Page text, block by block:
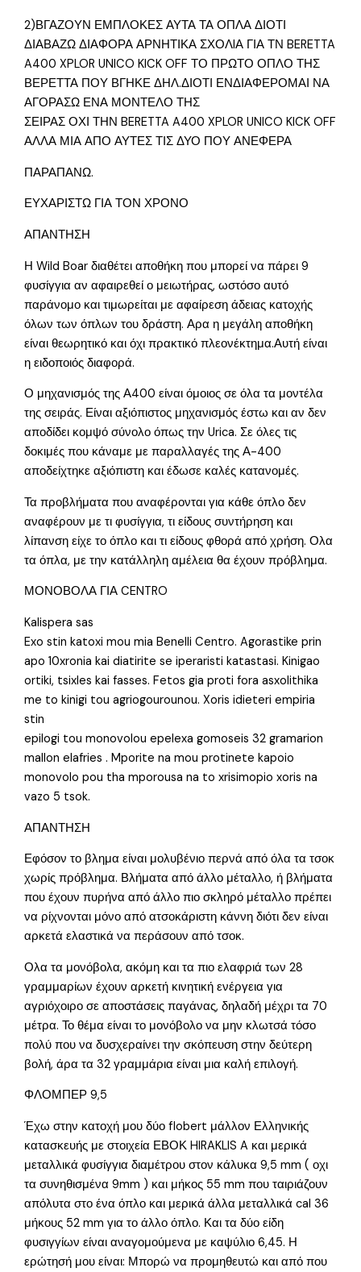
2)ΒΓΑΖΟΥΝ ΕΜΠΛΟΚΕΣ ΑΥΤΑ ΤΑ ΟΠΛΑ ΔΙΟΤΙ
ΔΙΑΒΑΖΩ ΔΙΑΦΟΡΑ ΑΡΝΗΤΙΚΑ ΣΧΟΛIΑ ΓΙΑ ΤΝ BERETTA
A400 XPLOR UNICO KICK OFF ΤΟ ΠΡΩΤΟ ΟΠΛΟ ΤΗΣ
ΒΕΡΕΤΤΑ ΠΟΥ ΒΓΗΚΕ ΔΗΛ.ΔΙΟΤΙ ΕΝΔΙΑΦΕΡΟΜΑΙ ΝΑ
ΑΓΟΡΑΣΩ ΕΝΑ ΜΟΝΤΕΛΟ ΤΗΣ
ΣΕΙΡΑΣ ΟΧΙ ΤΗΝ BERETTA A400 XPLOR UNICO KICK OFF
ΑΛΛΑ ΜΙΑ ΑΠΟ ΑΥΤΕΣ ΤΙΣ ΔΥΟ ΠΟΥ ΑΝΕΦΕΡΑ
ΠΑΡΑΠΑΝΩ.
ΕΥΧΑΡΙΣΤΩ ΓΙΑ ΤΟΝ ΧΡΟΝΟ
ΑΠΑΝΤΗΣΗ
Η Wild Boar διαθέτει αποθήκη που μπορεί να πάρει 9
φυσίγγια αν αφαιρεθεί ο μειωτήρας, ωστόσο αυτό
παράνομο και τιμωρείται με αφαίρεση άδειας κατοχής
όλων των όπλων του δράστη. Αρα η μεγάλη αποθήκη
είναι θεωρητικό και όχι πρακτικό πλεονέκτημα.Αυτή είναι
η ειδοποιός διαφορά.
Ο μηχανισμός της Α400 είναι όμοιος σε όλα τα μοντέλα
της σειράς. Είναι αξιόπιστος μηχανισμός έστω και αν δεν
αποδίδει κομψό σύνολο όπως την Urica. Σε όλες τις
δοκιμές που κάναμε με παραλλαγές της Α-400
αποδείχτηκε αξιόπιστη και έδωσε καλές κατανομές.
Τα προβλήματα που αναφέρονται για κάθε όπλο δεν
αναφέρουν με τι φυσίγγια, τι είδους συντήρηση και
λίπανση είχε το όπλο και τι είδους φθορά από χρήση. Ολα
τα όπλα, με την κατάλληλη αμέλεια θα έχουν πρόβλημα.
ΜΟΝΟΒΟΛΑ ΓΙΑ CENTRO
Kalispera sas
Exo stin katoxi mou mia Benelli Centro. Agorastike prin
apo 10xronia kai diatirite se iperaristi katastasi. Kinigao
ortiki, tsixles kai fasses. Fetos gia proti fora asxolithika
me to kinigi tou agriogourounou. Xoris idieteri empiria
stin
epilogi tou monovolou epelexa gomoseis 32 gramarion
mallon elafries . Mporite na mou protinete kapoio
monovolo pou tha mporousa na to xrisimopio xoris na
vazo 5 tsok.
ΑΠΑΝΤΗΣΗ
Εφόσον το βλημα είναι μολυβένιο περνά από όλα τα τσοκ
χωρίς πρόβλημα. Βλήματα από άλλο μέταλλο, ή βλήματα
που έχουν πυρήνα από άλλο πιο σκληρό μέταλλο πρέπει
να ρίχνονται μόνο από ατσοκάριστη κάννη διότι δεν είναι
αρκετά ελαστικά να περάσουν από τσοκ.
Ολα τα μονόβολα, ακόμη και τα πιο ελαφριά των 28
γραμμαρίων έχουν αρκετή κινητική ενέργεια για
αγριόχοιρο σε αποστάσεις παγάνας, δηλαδή μέχρι τα 70
μέτρα. Το θέμα είναι το μονόβολο να μην κλωτσά τόσο
πολύ που να δυσχεραίνει την σκόπευση στην δεύτερη
βολή, άρα τα 32 γραμμάρια είναι μια καλή επιλογή.
ΦΛΟΜΠΕΡ 9,5
Έχω στην κατοχή μου δύο flobert μάλλον Ελληνικής
κατασκευής με στοιχεία ΕΒΟΚ HIRAKLIS A και μερικά
μεταλλικά φυσίγγια διαμέτρου στον κάλυκα 9,5 mm ( οχι
τα συνηθισμένα 9mm ) και μήκος 55 mm που ταιριάζουν
απόλυτα στο ένα όπλο και μερικά άλλα μεταλλικά cal 36
μήκους 52 mm για το άλλο όπλο. Και τα δύο είδη
φυσιγγίων είναι αναγομούμενα με καψύλιο 6,45. Η
ερώτησή μου είναι: Μπορώ να προμηθευτώ και από που